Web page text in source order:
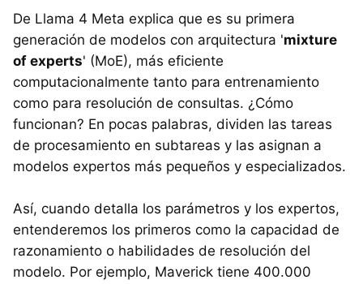
De Llama 4 Meta explica que es su primera
generación de modelos con arquitectura 'mixture
of experts' (MoE), más eficiente
computacionalmente tanto para entrenamiento
como para resolución de consultas. ¿Cómo
funcionan? En pocas palabras, dividen las tareas
de procesamiento en subtareas y las asignan a
modelos expertos más pequeños y especializados.
Así, cuando detalla los parámetros y los expertos,
entenderemos los primeros como la capacidad de
razonamiento o habilidades de resolución del
modelo. Por ejemplo, Maverick tiene 400.000